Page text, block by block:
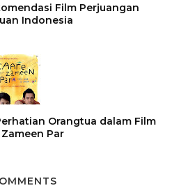
Film Perjuangan
Indonesia
Orangtua dalam Film
Par